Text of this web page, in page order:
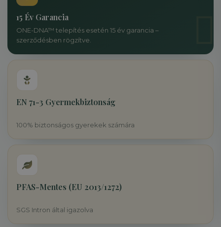
15 Év Garancia
ONE-DNA™ telepítés esetén 15 év garancia –
szerződésben rögzítve.
EN 71-3 Gyermekbiztonság
100% biztonságos gyerekek számára
PFAS-Mentes (EU 2013/1272)
SGS Intron által igazolva